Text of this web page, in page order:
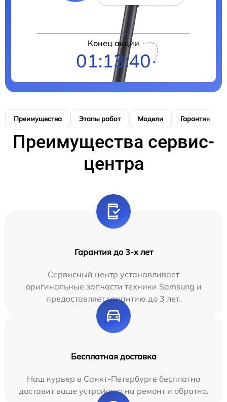
Конец акции
01:13:39
Преимущества Этапы работ Модели Гарантия
Преимущества сервис-
центра
Гарантия до 3-х лет
Сервисный центр устанавливает
оригинальные запчасти техники Samsung и
предоставляет гарантию до 3 лет.
Бесплатная доставка
Наш курьер в Санкт-Петербурге бесплатно
доставит ваше устройство на ремонт и обратно.